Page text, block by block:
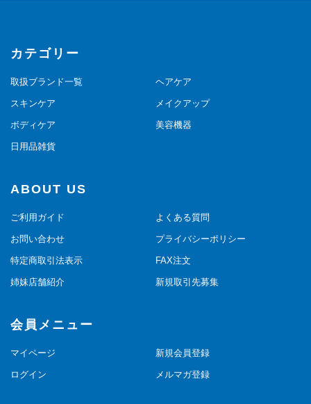
カテゴリー
取扱ブランド一覧 ヘアケア
スキンケア メイクアップ
ボディケア 美容機器
日用品雑貨
ABOUT US
ご利用ガイド よくある質問
お問い合わせ プライバシーポリシー
特定商取引法表示 FAX注文
姉妹店舗紹介 新規取引先募集
会員メニュー
マイページ 新規会員登録
ログイン メルマガ登録